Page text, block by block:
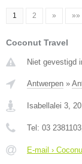
1 2 » »»
Coconut Travel
Niet gevestigd
Antwerpen »
Isabellalei 3,
Tel: 03 2381103
E-mail ›